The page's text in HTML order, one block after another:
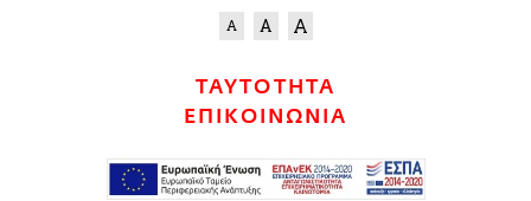
ΤΑΥΤΟΤΗΤΑ
ΕΠΙΚΟΙΝΩΝΙΑ